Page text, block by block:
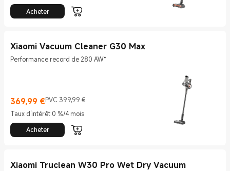
Acheter
Xiaomi Vacuum Cleaner G30 Max
Performance record de 280 AW*
369,99 €
Current Price €369.99
PVC 399,99 €
Prix de vente 399,99 €
Taux d'intérêt 0 %/4 mois
Acheter
Xiaomi Truclean W30 Pro Wet Dry Vacuum